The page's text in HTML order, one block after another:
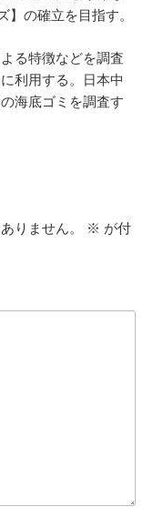
】の確立を目指す。
る特徴などを調査
利用する。日本中
海底ゴミを調査す
りません。 ※ が付